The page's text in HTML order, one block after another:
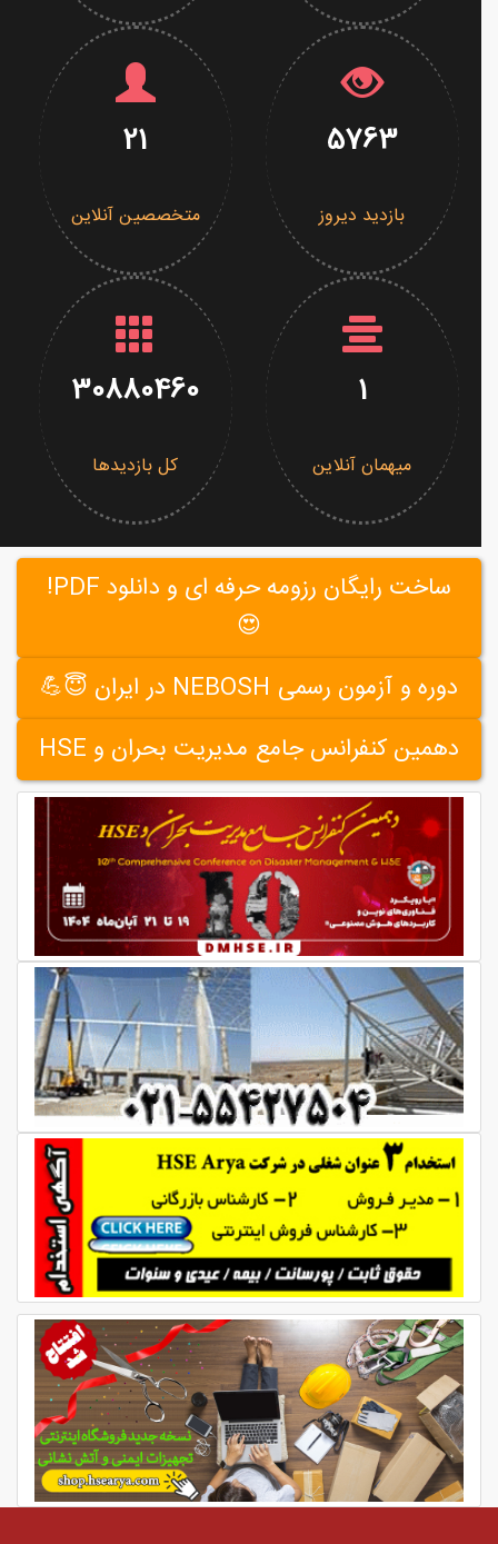
5763
بازدید دیروز
21
متخصصین آنلاین
میهمان آنلاین
30880460
کل بازدیدها
ساخت رایگان رزومه حرفه ای و دانلود PDF!
😍
دوره و آزمون رسمی NEBOSH در ایران 😇💪
دهمین کنفرانس جامع مدیریت بحران و HSE